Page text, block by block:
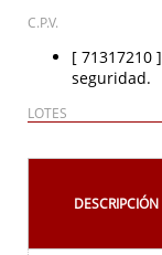
C.P.V.
[ 71317210 ]
seguridad.
LOTES
DESCRIPCIÓN